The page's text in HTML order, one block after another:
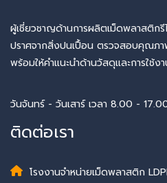
ผู้เชี่ยวชาญด้านการผลิตเม็ดพลาสติก
ปราศจากสิ่งปนเปื้อน ตรวจสอบคุณภ
พร้อมให้คำแนะนำด้านวัสดุและการใช้ง
วันจันทร์ - วันเสาร์ เวลา 8.00 -
ติดต่อเรา
โรงงานจำหน่ายเม็ดพลาสติก